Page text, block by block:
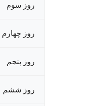
روز سوم
روز چهارم
روز پنجم
روز ششم